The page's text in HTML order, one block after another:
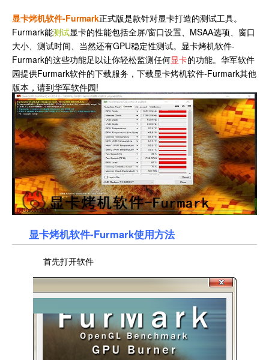
显卡烤机软件-Furmark正式版是款针对显卡打造的测试工具。
Furmark能测试显卡的性能包括全屏/窗口设置、MSAA选项、窗口
大小、测试时间、当然还有GPU稳定性测试。显卡烤机软件-
Furmark的这些功能足以让你轻松监测任何显卡的功能。华军软件
园提供Furmark软件的下载服务，下载显卡烤机软件-Furmark其他
版本，请到华军软件园!
显卡烤机软件-Furmark使用方法
首先打开软件